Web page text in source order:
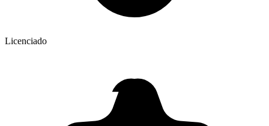
Licenciado